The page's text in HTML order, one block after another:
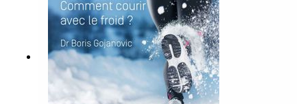
possibilités et de capacités physiques.